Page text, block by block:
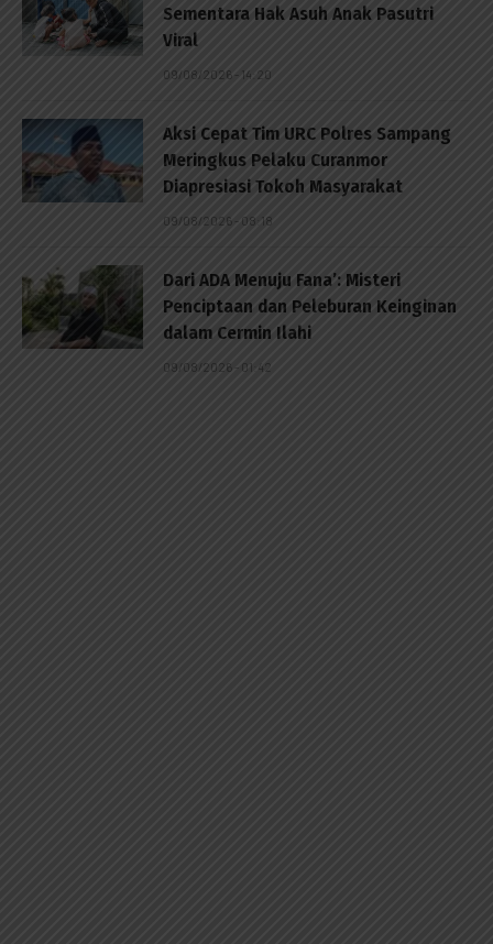
Sementara Hak Asuh Anak Pasutri
Viral
09/08/2026 - 14:20
Aksi Cepat Tim URC Polres Sampang
Meringkus Pelaku Curanmor
Diapresiasi Tokoh Masyarakat
09/08/2026 - 08:18
Dari ADA Menuju Fana’: Misteri
Penciptaan dan Peleburan Keinginan
dalam Cermin Ilahi
09/08/2026 - 01:42